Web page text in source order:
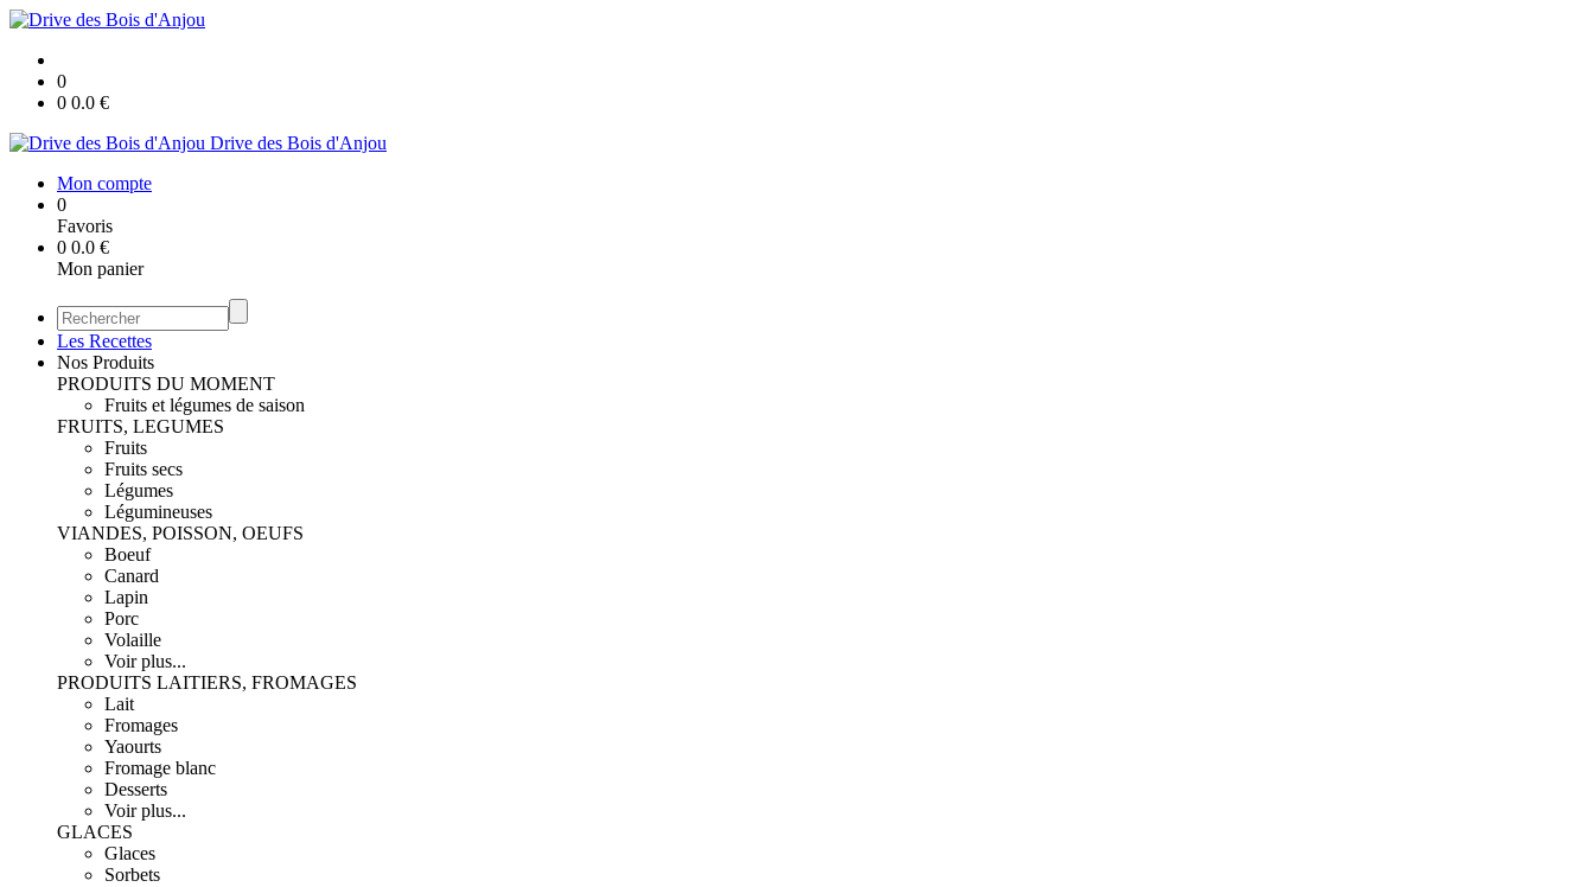
0
0 0.0 €
Drive des Bois d'Anjou
Mon compte
0
Favoris
0 0.0 €
Mon panier
Les Recettes
Nos Produits
PRODUITS DU MOMENT
Fruits et légumes de saison
FRUITS, LEGUMES
Fruits
Fruits secs
Légumes
Légumineuses
VIANDES, POISSON, OEUFS
Boeuf
Canard
Lapin
Porc
Volaille
Voir plus...
PRODUITS LAITIERS, FROMAGES
Lait
Fromages
Yaourts
Fromage blanc
Desserts
Voir plus...
GLACES
Glaces
Sorbets